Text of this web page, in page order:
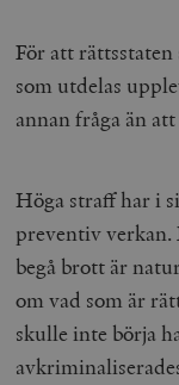
För att rättsstaten
som utdelas
annan fråga än
Höga straff har i
preventiv
begå brott är
om vad som är
skulle inte börja